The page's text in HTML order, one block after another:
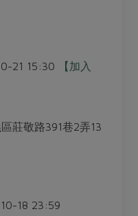
21 15:30
【加入
莊敬路391巷2弄13
18 23:59